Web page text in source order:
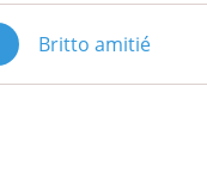
Britto amitié